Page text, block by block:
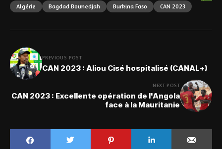
Algérie Bagdad Bounedjah Burkina Faso CAN 2023
PREVIOUS POST
CAN 2023 : Aliou Cisé hospitalisé (CANAL+)
NEXT POST
CAN 2023 : Excellente opération de l'Angola
face à la Mauritanie